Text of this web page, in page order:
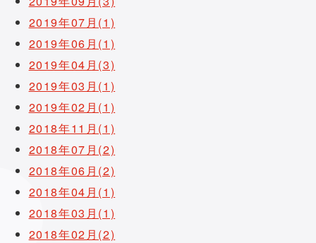
2019年07月(1)
2019年06月(1)
2019年04月(3)
2019年03月(1)
2019年02月(1)
2018年11月(1)
2018年07月(2)
2018年06月(2)
2018年04月(1)
2018年03月(1)
2018年02月(2)